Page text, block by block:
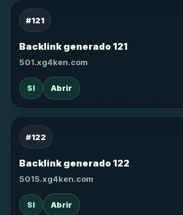
#121
Backlink generado 121
501.xg4ken.com
SI Abrir
#122
Backlink generado 122
5015.xg4ken.com
SI Abrir